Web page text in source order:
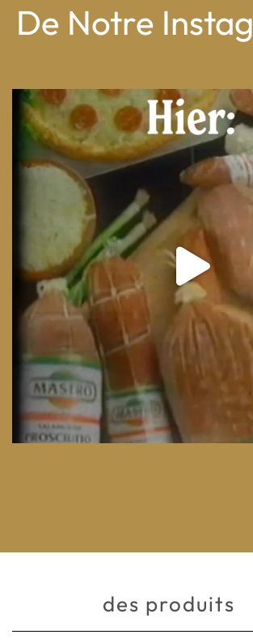
De Notre
From wood-paneled basements to
8 0
des produits